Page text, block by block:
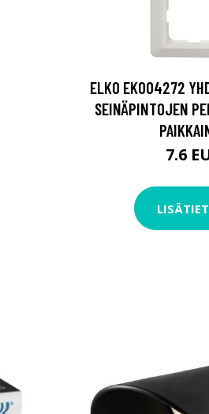
ELKO EKO04272
SEINÄPINTOJEN
7.6